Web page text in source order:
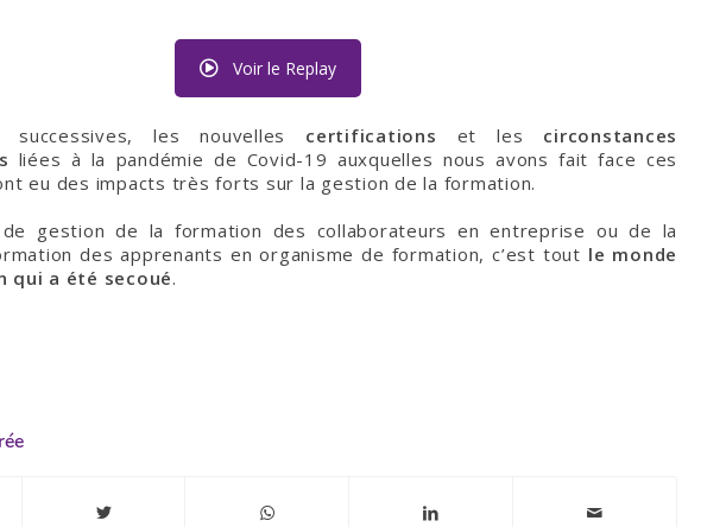
Voir le Replay
successives, les nouvelles certifications et les circonstances
liées à la pandémie de Covid-19 auxquelles nous avons fait face ces
eu des impacts très forts sur la gestion de la formation.
de gestion de la formation des collaborateurs en entreprise ou de la
des apprenants en organisme de formation, c’est tout le monde
qui a été secoué.